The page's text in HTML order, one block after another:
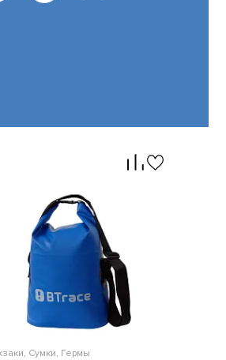
НОВЫЕ
ПОСТУПЛЕНИЯ
Самые новые товары в
нашем каталоге
Сумки, Гермы